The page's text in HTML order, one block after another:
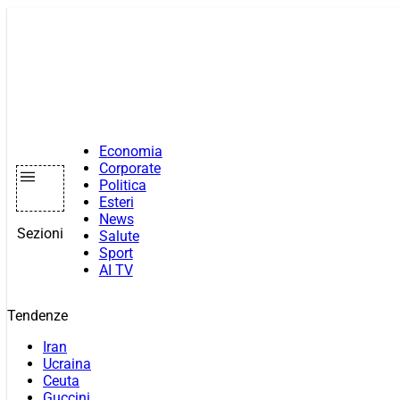
Sezioni
Economia
Corporate
Politica
Esteri
News
Salute
Sport
AI TV
Tendenze
Iran
Ucraina
Ceuta